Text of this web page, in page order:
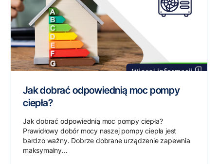
Jak dobrać odpowiednią moc pompy
ciepła?
Jak dobrać odpowiednią moc pompy ciepła?
Prawidłowy dobór mocy naszej pompy ciepła jest
bardzo ważny. Dobrze dobrane urządzenie zapewnia
maksymalny...